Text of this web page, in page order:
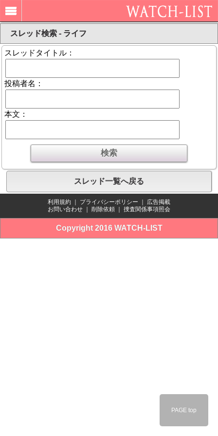
スレッド検索 - ライフ
スレッドタイトル：
投稿者名：
本文：
スレッド一覧へ戻る
利用規約 プライバシーポリシー
広告掲載
お問い合わせ
削除依頼 捜査関係事項照会
Copyright 2016 WATCH-LIST
PAGE top